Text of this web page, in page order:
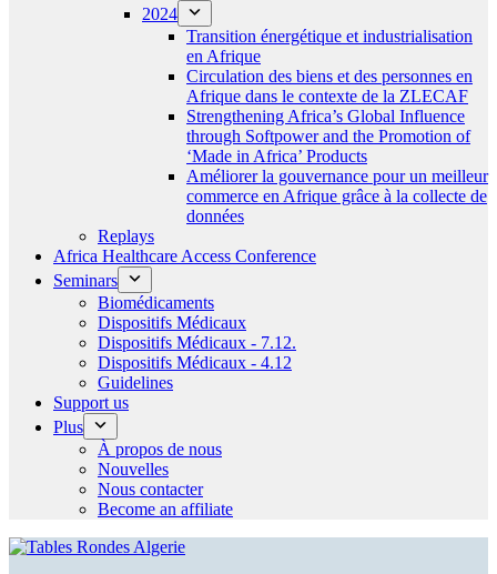
2024
Transition énergétique et industrialisation
en Afrique
Circulation des biens et des personnes en
Afrique dans le contexte de la ZLECAF
Strengthening Africa’s Global Influence
through Softpower and the Promotion of
‘Made in Africa’ Products
Améliorer la gouvernance pour un meilleur
commerce en Afrique grâce à la collecte de
données
Replays
Africa Healthcare Access Conference
Seminars
Biomédicaments
Dispositifs Médicaux
Dispositifs Médicaux - 7.12.
Dispositifs Médicaux - 4.12
Guidelines
Support us
Plus
À propos de nous
Nouvelles
Nous contacter
Become an affiliate